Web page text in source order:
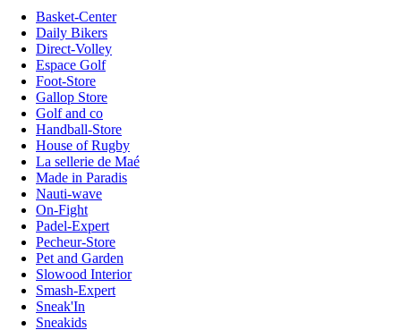
Basket-Center
Daily Bikers
Direct-Volley
Espace Golf
Foot-Store
Gallop Store
Golf and co
Handball-Store
House of Rugby
La sellerie de Maé
Made in Paradis
Nauti-wave
On-Fight
Padel-Expert
Pecheur-Store
Pet and Garden
Slowood Interior
Smash-Expert
Sneak'In
Sneakids